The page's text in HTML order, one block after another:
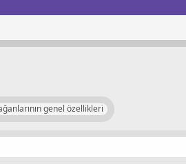
genel özellikleri